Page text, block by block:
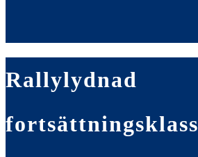
Rallylydnad
fortsättningsklass